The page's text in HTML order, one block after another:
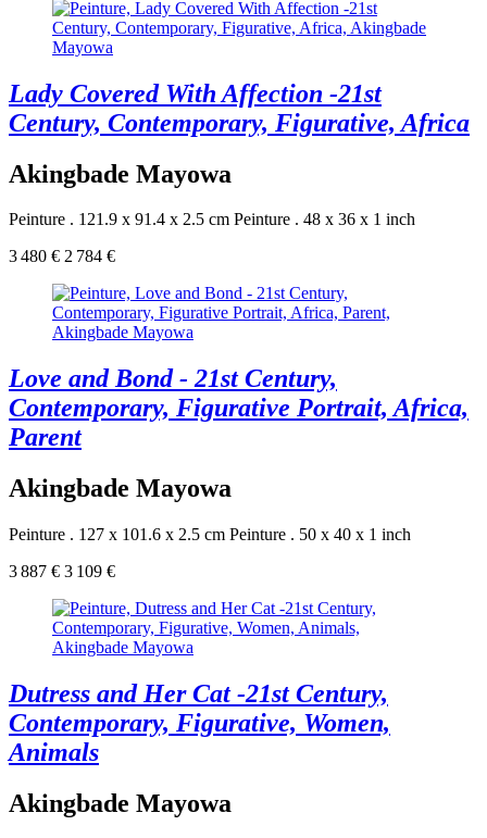
Lady Covered With Affection -21st
Century, Contemporary, Figurative, Africa
Akingbade Mayowa
Peinture . 121.9 x 91.4 x 2.5 cm Peinture . 48 x 36 x 1 inch
3 480 € 2 784 €
Love and Bond - 21st Century,
Contemporary, Figurative Portrait, Africa,
Parent
Akingbade Mayowa
Peinture . 127 x 101.6 x 2.5 cm Peinture . 50 x 40 x 1 inch
3 887 € 3 109 €
Dutress and Her Cat -21st Century,
Contemporary, Figurative, Women,
Animals
Akingbade Mayowa